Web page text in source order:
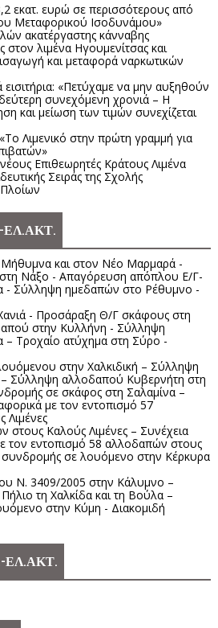
εκατ. ευρώ σε περισσότερους από
Μεταφορικού Ισοδυνάμου»
ακατέργαστης κάνναβης
στον λιμένα Ηγουμενίτσας και
και μεταφορά ναρκωτικών
εισιτήρια: «Πετύχαμε να μην αυξηθούν
δεύτερη συνεχόμενη χρονιά – Η
και μείωση των τιμών συνεχίζεται
Λιμενικό στην πρώτη γραμμή για
Επιθεωρητές Κράτους Λιμένα
Σειράς της Σχολής
ΕΛ.ΑΚΤ.
και στον Νέο Μαρμαρά -
Νάξο - Απαγόρευση απόπλου Ε/Γ-
- Σύλληψη ημεδαπών στο Ρέθυμνο -
- Προσάραξη Θ/Γ σκάφους στη
στην Κυλλήνη - Σύλληψη
Τροχαίο ατύχημα στη Σύρο -
στην Χαλκιδική – Σύλληψη
Σύλληψη αλλοδαπού Κυβερνήτη στη
σε σκάφος στη Σαλαμίνα –
με τον εντοπισμό 57
στους Καλούς Λιμένες – Συνέχεια
τον εντοπισμό 58 αλλοδαπών στους
σε λουόμενο στην Κέρκυρα
Ν. 3409/2005 στην Κάλυμνο –
τη Χαλκίδα και τη Βούλα –
στην Κύμη - Διακομιδή
ΕΛ.ΑΚΤ.